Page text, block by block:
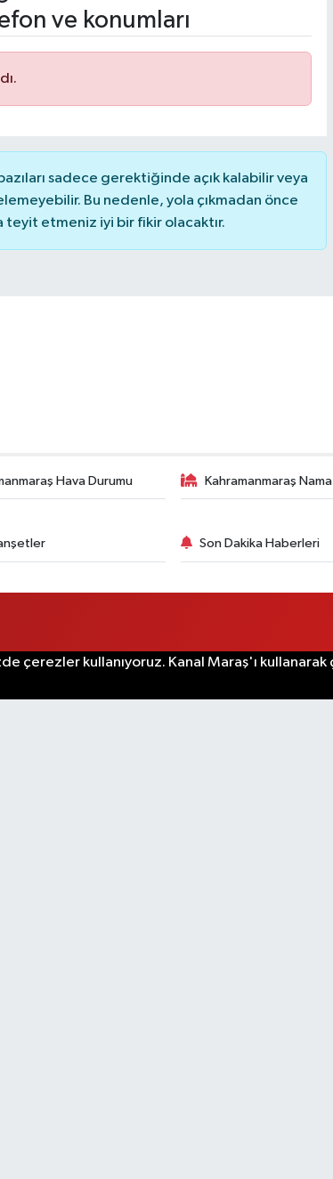
ve konumları
sadece gerektiğinde açık kalabilir veya
Bu nedenle, yola çıkmadan önce
teyit etmeniz iyi bir fikir olacaktır.
Hava Durumu Kahramanmaraş
Son Dakika Haberleri
kullanıyoruz. Kanal Maraş'ı kullanarak